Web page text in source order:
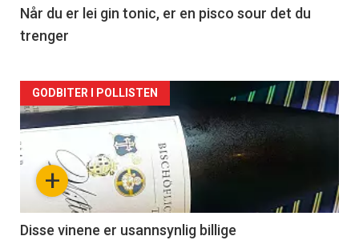
2
Når du er lei gin tonic, er en pisco sour det du
trenger
Forsiden
akkurat
nå
3
+
GODBITER I POLLISTEN
Disse vinene er usannsynlig billige